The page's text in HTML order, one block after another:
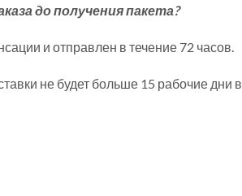
до получения пакета?
и отправлен в течение 72 часов.
не будет больше 15 рабочие дни в